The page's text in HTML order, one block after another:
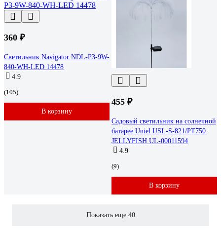
360 ₽
Светильник Navigator NDL-P3-9W-
840-WH-LED 14478
4.9
(105)
В корзину
455 ₽
Садовый светильник на солнечной
батарее Uniel USL-S-821/PT750
JELLYFISH UL-00011594
4.9
(9)
В корзину
Показать еще 40